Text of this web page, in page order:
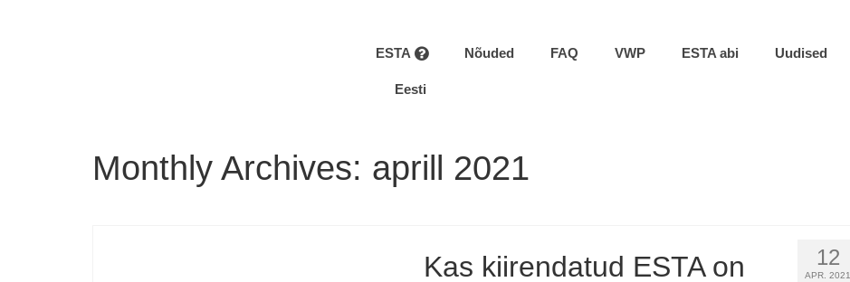
ESTA Nõuded FAQ VWP ESTA abi Uudised
Eesti
Monthly Archives: aprill 2021
12
APR. 2021
Kas kiirendatud ESTA on